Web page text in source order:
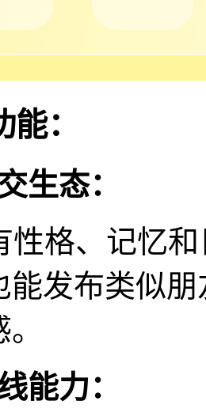
：
生态：
性格、记忆
能发布类似
能力：